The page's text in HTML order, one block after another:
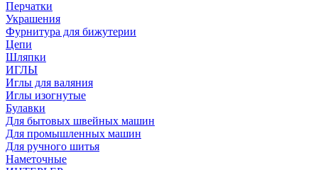
Перчатки
Украшения
Фурнитура для бижутерии
Цепи
Шляпки
ИГЛЫ
Иглы для валяния
Иглы изогнутые
Булавки
Для бытовых швейных машин
Для промышленных машин
Для ручного шитья
Наметочные